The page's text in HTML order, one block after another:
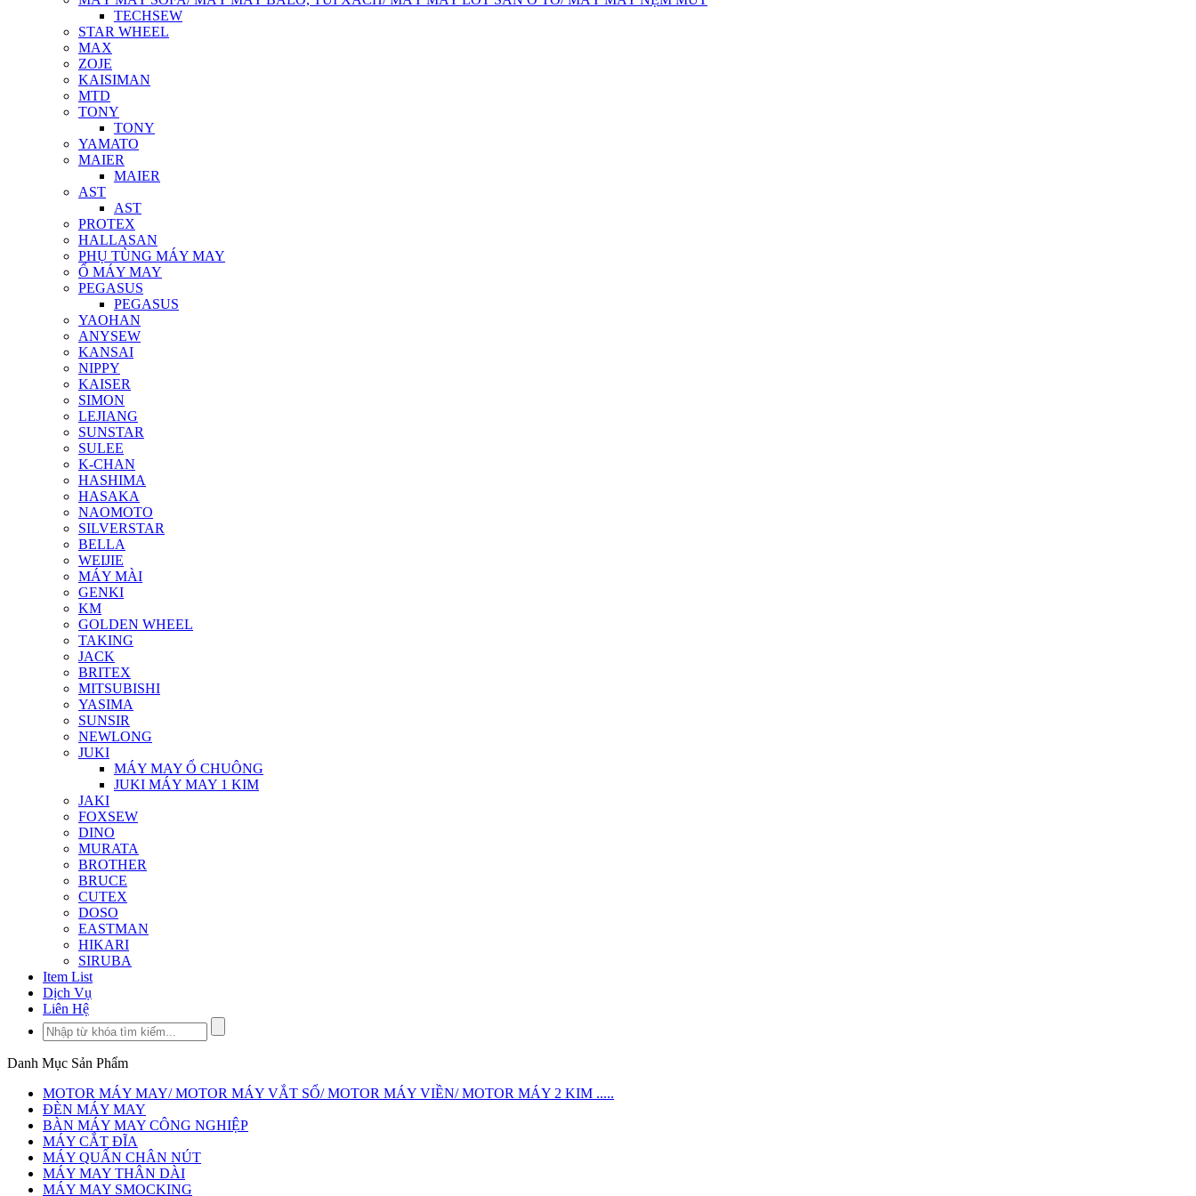
TECHSEW
STAR WHEEL
MAX
ZOJE
KAISIMAN
MTD
TONY
TONY
YAMATO
MAIER
MAIER
AST
AST
PROTEX
HALLASAN
PHỤ TÙNG MÁY MAY
Ổ MÁY MAY
PEGASUS
PEGASUS
YAOHAN
ANYSEW
KANSAI
NIPPY
KAISER
SIMON
LEJIANG
SUNSTAR
SULEE
K-CHAN
HASHIMA
HASAKA
NAOMOTO
SILVERSTAR
BELLA
WEIJIE
MÁY MÀI
GENKI
KM
GOLDEN WHEEL
TAKING
JACK
BRITEX
MITSUBISHI
YASIMA
SUNSIR
NEWLONG
JUKI
MÁY MAY Ổ CHUÔNG
JUKI MÁY MAY 1 KIM
JAKI
FOXSEW
DINO
MURATA
BROTHER
BRUCE
CUTEX
DOSO
EASTMAN
HIKARI
SIRUBA
Item List
Dịch Vụ
Liên Hệ
Danh Mục Sản Phẩm
MOTOR MÁY MAY/ MOTOR MÁY VẮT SỔ/ MOTOR MÁY VIỀN/ MOTOR MÁY 2 KIM .....
ĐÈN MÁY MAY
BÀN MÁY MAY CÔNG NGHIỆP
MÁY CẮT ĐĨA
MÁY QUẤN CHÂN NÚT
MÁY MAY THÂN DÀI
MÁY MAY SMOCKING